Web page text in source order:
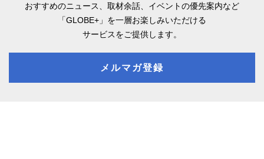
おすすめのニュース、取材余話、 イベントの優先案内など
「GLOBE+」を一層お楽しみいただける
サービスをご提供します。
メルマガ登録